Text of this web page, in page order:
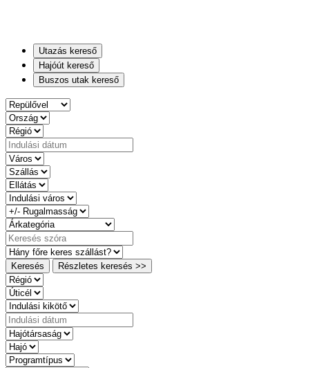
Utazás kereső
Hajóút kereső
Buszos utak kereső
Keresés Részletes keresés >>